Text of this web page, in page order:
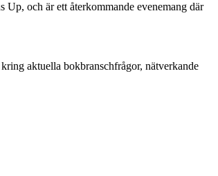
och är ett återkommande evenemang där
aktuella bokbranschfrågor, nätverkande